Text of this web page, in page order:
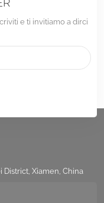
e ti invitiamo a dirci
District, Xiamen, China